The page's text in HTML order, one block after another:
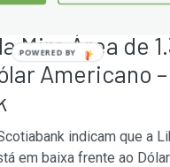
Mira Área de
Americano –
indicam que a
em baixa frente ao Dólar
POWERED
BY